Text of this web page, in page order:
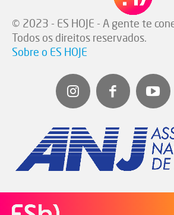
© 2023 - ES HOJE - A gente te
Todos os direitos reservados.
Sobre o ES HOJE